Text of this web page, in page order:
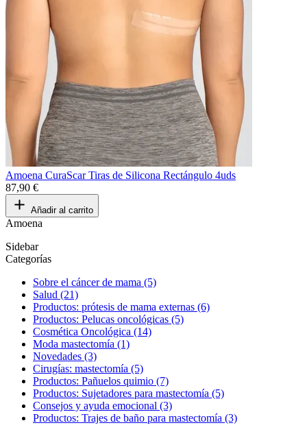
Amoena CuraScar Tiras de Silicona Rectángulo 4uds
87,90 €
Añadir al carrito
Amoena
Sidebar
Categorías
Sobre el cáncer de mama (5)
Salud (21)
Productos: prótesis de mama externas (6)
Productos: Pelucas oncológicas (5)
Cosmética Oncológica (14)
Moda mastectomía (1)
Novedades (3)
Cirugías: mastectomía (5)
Productos: Pañuelos quimio (7)
Productos: Sujetadores para mastectomía (5)
Consejos y ayuda emocional (3)
Productos: Trajes de baño para mastectomía (3)